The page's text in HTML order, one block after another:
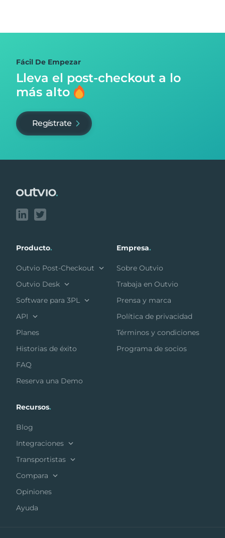
Fácil De Empezar
Lleva el post-checkout a lo
más alto
Regístrate
Producto.
Outvio Post-Checkout
Outvio Desk
Software para 3PL
API
Planes
Historias de éxito
FAQ
Reserva una Demo
Empresa.
Sobre Outvio
Trabaja en Outvio
Prensa y marca
Política de privacidad
Términos y condiciones
Programa de socios
Recursos.
Blog
Integraciones
Transportistas
Compara
Opiniones
Ayuda